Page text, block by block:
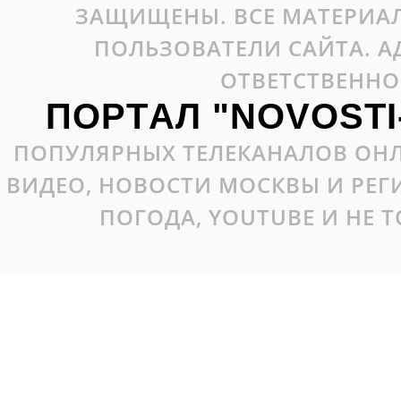
ЗАЩИЩЕНЫ. ВСЕ
ПОЛЬЗОВАТЕЛИ САЙТА.
ПОРТАЛ
ПОПУЛЯРНЫХ ТЕЛЕКАНАЛОВ
ВИДЕО, НОВОСТИ МОСКВЫ И
ПОГОДА, YOUTUBE И